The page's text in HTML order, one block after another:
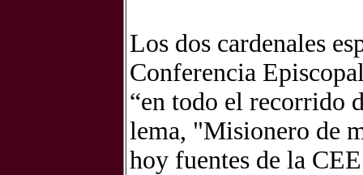
Los dos cardenales
Conferencia
“en todo el recorrido
lema, "Misionero de
hoy fuentes de la